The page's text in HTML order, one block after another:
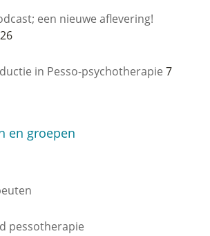
een nieuwe aflevering!
in Pesso-psychotherapie 7
en groepen
pessotherapie